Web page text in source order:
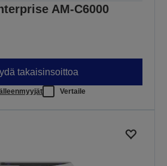
AM-C6000
takaisinsoittoa
Vertaile